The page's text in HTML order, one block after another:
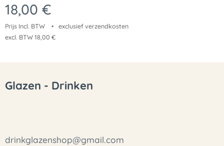
18,00 €
Prijs Incl. BTW
exclusief verzendkosten
excl. BTW 18,00 €
Glazen - Drinken
drinkglazenshop@gmail.com